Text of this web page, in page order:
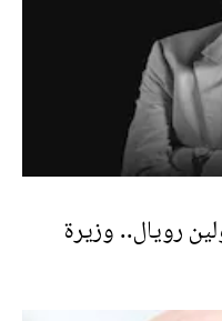
رويال.. وزيرة